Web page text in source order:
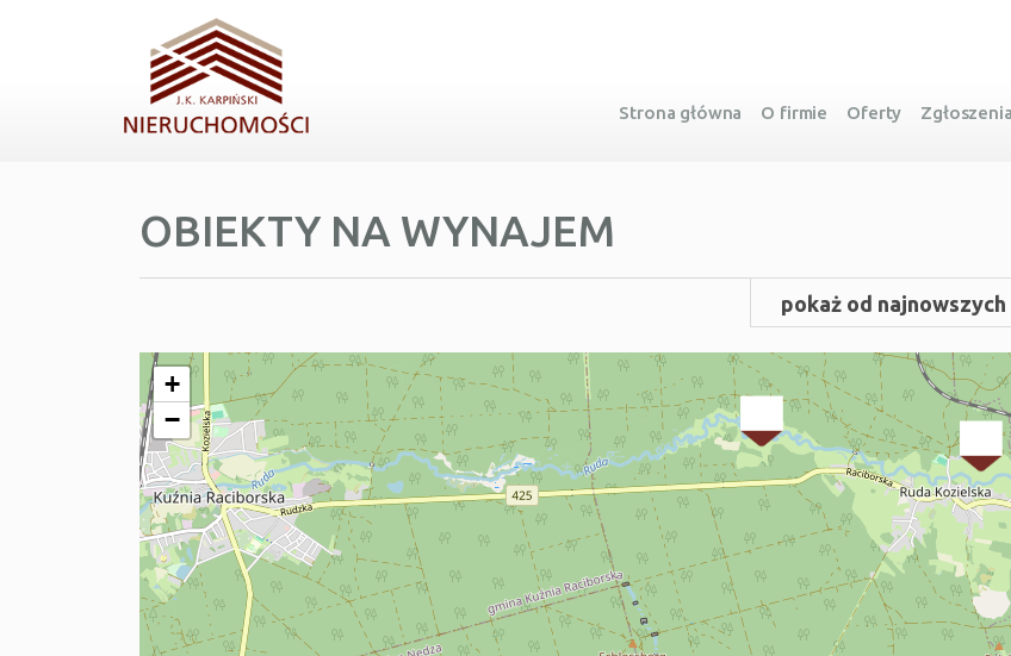
Strona główna O firmie Oferty Zgłoszenia
OBIEKTY NA WYNAJEM
pokaż od najnowszych
+
−